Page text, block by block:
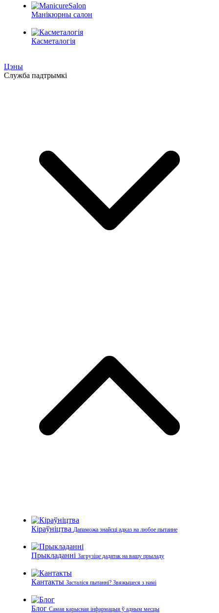
Манікюрны салон
Касметалогія
Цэны
Служба падтрымкі
Кіраўніцтва Дапаможа знайсці адказ на любое пытанне
Прыкладанні Загрузіце дадатак на вашу прыладу
Кантакты Засталіся пытанні? Звяжыцеся з намі
Блог Самая карысная інфармацыя ў адным месцы